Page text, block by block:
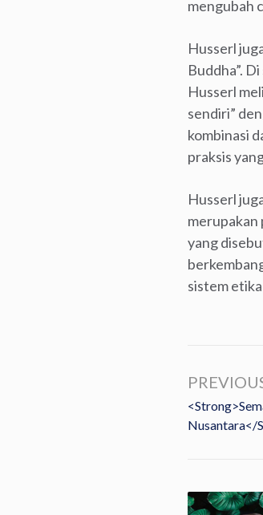
mengubah
Husserl
Buddha”.
Husserl
sendiri”
kombinasi
praksis
Husserl
merupakan
yang
sistem
Nusantara</